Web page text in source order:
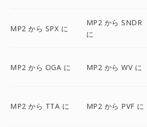
MP2 から SPX に
MP2 から SNDR
に
MP2 から OGA に MP2 から WV に
MP2 から TTA に MP2 から PVF に